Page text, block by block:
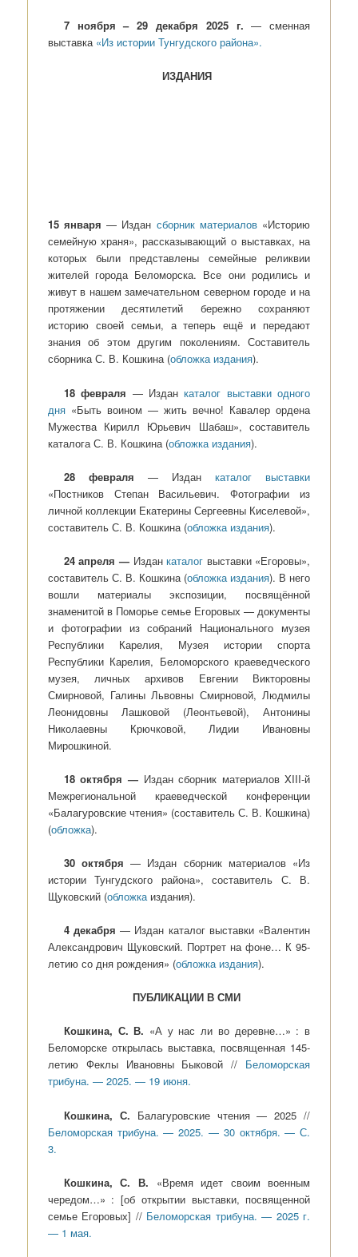
7 ноября – 29 декабря 2025 г. — сменная
выставка «Из истории Тунгудского района».
ИЗДАНИЯ
15 января — Издан сборник материалов«Историю
семейную храня», рассказывающий о выставках, на
которых были представлены семейные реликвии
жителей города Беломорска. Все они родились и
живут в нашем замечательном северном городе и на
протяжении десятилетий бережно сохраняют
историю своей семьи, а теперь ещё и передают
знания об этом другим поколениям. Составитель
сборника С. В. Кошкина (обложка издания).
18 февраля — Изданкаталог выставки одного
дня«Быть воином — жить вечно! Кавалер ордена
Мужества Кирилл Юрьевич Шабаш», составитель
каталога С. В. Кошкина (обложка издания).
28 февраля — Изданкаталог выставки
«Постников Степан Васильевич. Фотографии из
личной коллекции Екатерины Сергеевны Киселевой»,
составитель С. В. Кошкина (обложка издания).
24 апреля — Изданкаталог выставки «Егоровы»,
составитель С. В. Кошкина (обложка издания). В него
вошли материалы экспозиции, посвящённой
знаменитой в Поморье семье Егоровых — документы
и фотографии из собраний Национального музея
Республики Карелия, Музея истории спорта
Республики Карелия, Беломорского краеведческого
музея, личных архивов Евгении Викторовны
Смирновой, Галины Львовны Смирновой, Людмилы
Леонидовны Лашковой (Леонтьевой), Антонины
Николаевны Крючковой, Лидии Ивановны
Мирошкиной.
18 октября — Издан сборник материалов XIII-й
Межрегиональной краеведческой конференции
«Балагуровские чтения» (составитель С. В. Кошкина)
(обложка).
30 октября — Издан сборник материалов «Из
истории Тунгудского района», составитель С. В.
Щуковский (обложкаиздания).
4 декабря— Издан каталог выставки «Валентин
Александрович Щуковский. Портрет на фоне… К 95-
летию со дня рождения» (обложка издания).
ПУБЛИКАЦИИ В СМИ
Кошкина, С. В. «А у нас ли во деревне…» : в
Беломорске открылась выставка, посвященная 145-
летию Феклы Ивановны Быковой // Беломорская
трибуна. — 2025. — 19 июня.
Кошкина, С. Балагуровские чтения — 2025 //
Беломорская трибуна. — 2025. — 30 октября. — С.
3.
Кошкина, С. В. «Время идет своим военным
чередом…» : [об открытии выставки, посвященной
семье Егоровых] // Беломорская трибуна. — 2025 г.
— 1 мая.